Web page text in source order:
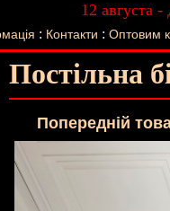
12 августа
Лучший
: Контакти : Оптовим
Постільна
Попереднiй